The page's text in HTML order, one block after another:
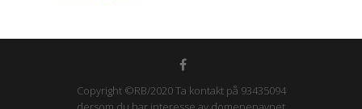
Copyright ©RB/2020 Ta kontakt på 93435094